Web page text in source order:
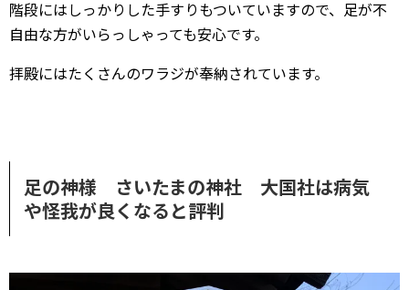
階段にはしっかりした手すりもついていますので、足が不
自由な方がいらっしゃっても安心です。
拝殿にはたくさんのワラジが奉納されています。
足の神様 さいたまの神社 大国社は病気
や怪我が良くなると評判